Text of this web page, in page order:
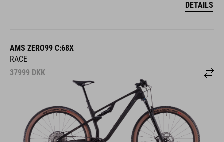
DETAILS
AMS ZERO99 C:68X
RACE
37999 DKK